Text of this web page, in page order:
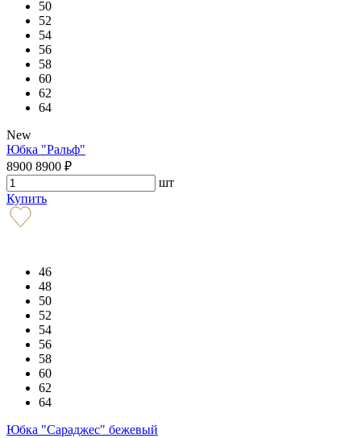
50
52
54
56
58
60
62
64
New
Юбка "Ральф"
8900 8900 ₽
шт
Купить
46
48
50
52
54
56
58
60
62
64
Юбка "Сараджес" бежевый